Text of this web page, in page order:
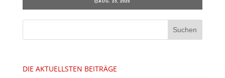
AUG. 23, 2025
DIE AKTUELLSTEN BEITRÄGE